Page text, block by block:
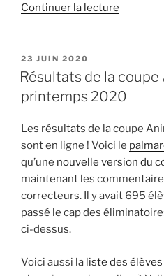
Continuer la lecture
:
à
l’autre
bout
du
monde
en
son
PUBLIÉ
LE
23 JUIN 2020
Résultats de la
printemps 2020
Les résultats de la coupe
sont en ligne ! Voici le
qu’une nouvelle version du
maintenant les
correcteurs. Il y avait 695
passé le cap des
ci-dessus.
Voici aussi la liste des